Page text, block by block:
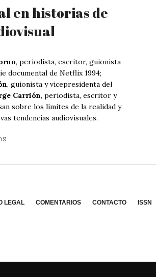
en historias de
, periodista, escritor, guionista
documental de Netflix 1994;
, guionista y vicepresidenta del
Carrión, periodista, escritor y
sobre los límites de la realidad y
tendencias audiovisuales.
LEGAL COMENTARIOS CONTACTO ISSN